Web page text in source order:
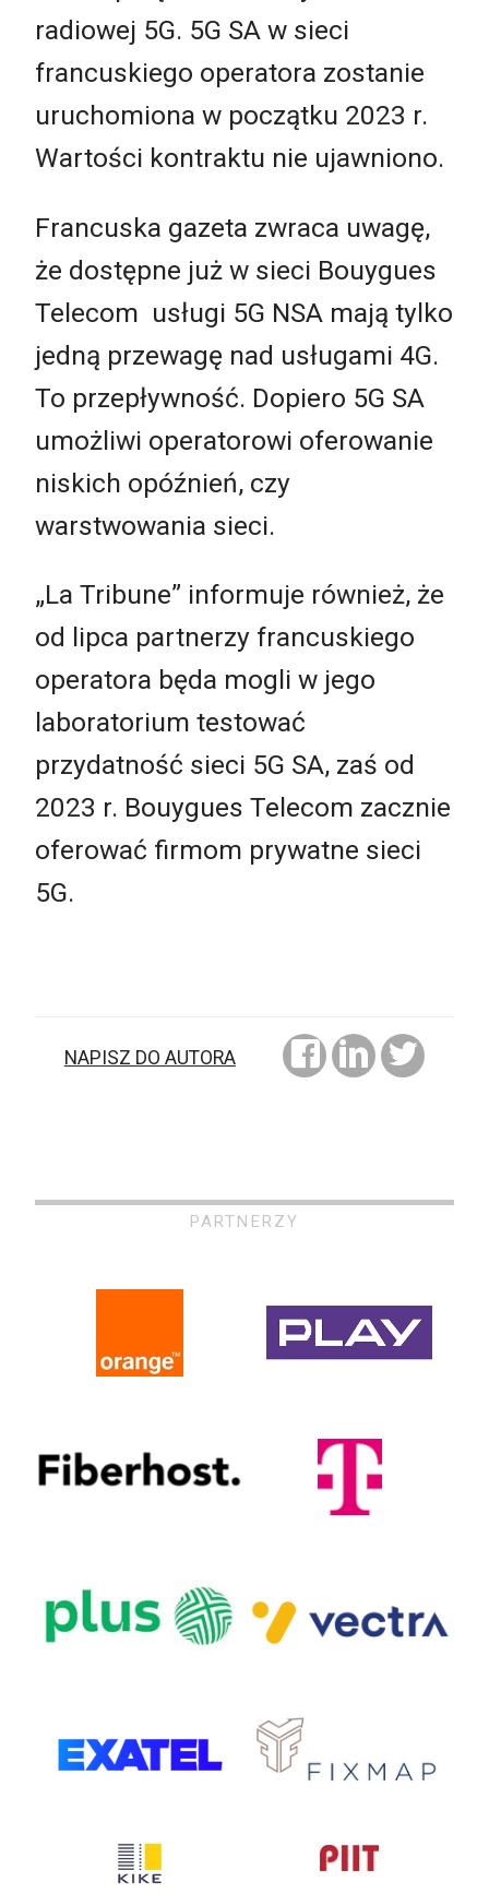
radiowej 5G. 5G SA w sieci
francuskiego operatora zostanie
uruchomiona w początku 2023 r.
Wartości kontraktu nie ujawniono.
Francuska gazeta zwraca uwagę,
że dostępne już w sieci Bouygues
Telecom usługi 5G NSA mają tylko
jedną przewagę nad usługami 4G.
To przepływność. Dopiero 5G SA
umożliwi operatorowi oferowanie
niskich opóźnień, czy
warstwowania sieci.
„La Tribune” informuje również, że
od lipca partnerzy francuskiego
operatora będa mogli w jego
laboratorium testować
przydatność sieci 5G SA, zaś od
2023 r. Bouygues Telecom zacznie
oferować firmom prywatne sieci
5G.
NAPISZ DO AUTORA
PARTNERZY